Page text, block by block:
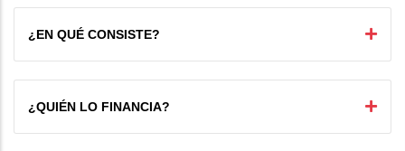
¿EN QUÉ CONSISTE?
¿QUIÉN LO FINANCIA?